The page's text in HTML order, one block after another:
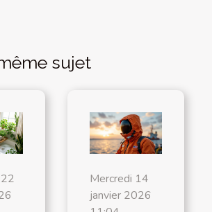
sujet
Mercredi 14
janvier 2026